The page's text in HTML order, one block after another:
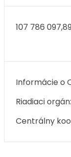
107 786 097,89
Informácie o
Riadiaci orgán:
Centrálny